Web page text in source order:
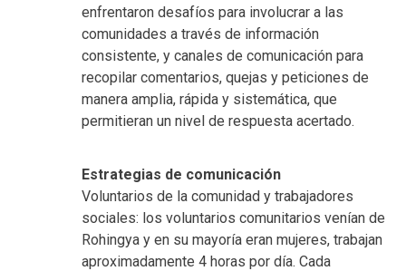
enfrentaron desafíos para involucrar a las
comunidades a través de información
consistente, y canales de comunicación para
recopilar comentarios, quejas y peticiones de
manera amplia, rápida y sistemática, que
permitieran un nivel de respuesta acertado.
Estrategias de comunicación
Voluntarios de la comunidad y trabajadores
sociales: los voluntarios comunitarios venían de
Rohingya y en su mayoría eran mujeres, trabajan
aproximadamente 4 horas por día. Cada